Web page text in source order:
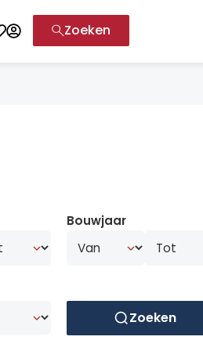
Zoeken
Bouwjaar
Zoeken